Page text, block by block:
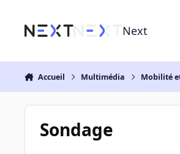
Next
Accueil Multimédia Mobilité
Sondage